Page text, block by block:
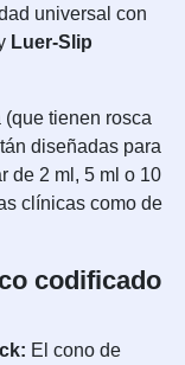
universal con
Luer-Slip
tienen rosca
diseñadas para
de 2 ml, 5 ml o 10
clínicas como de
codificado
El cono de